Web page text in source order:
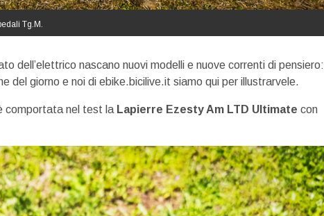
Tg.M.
dell’elettrico nascano nuovi modelli e nuove correnti di pensiero:
del giorno e noi di ebike.bicilive.it siamo qui per illustrarvele.
comportata nel test la Lapierre Ezesty Am LTD Ultimate con